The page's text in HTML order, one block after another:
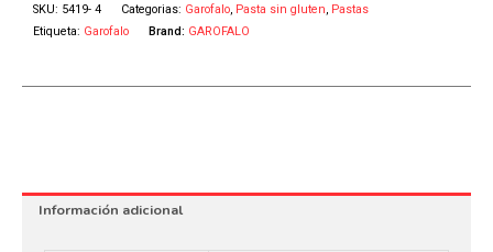
SKU: 5419- 4 Categorias: Garofalo, Pasta sin gluten, Pastas
Etiqueta: Garofalo Brand: GAROFALO
Información adicional